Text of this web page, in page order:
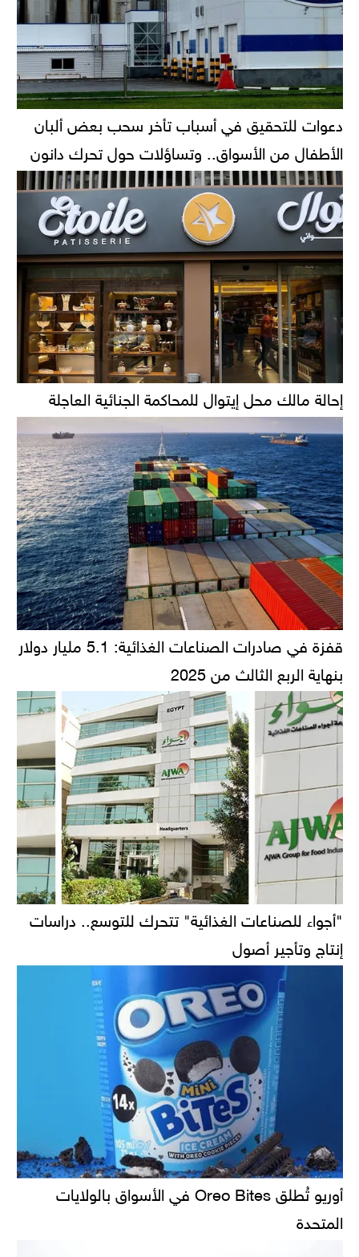
دعوات للتحقيق في أسباب تأخر سحب بعض ألبان
الأطفال من الأسواق.. وتساؤلات حول تحرك دانون
إحالة مالك محل إيتوال للمحاكمة الجنائية العاجلة
قفزة في صادرات الصناعات الغذائية: 5.1 مليار دولار
بنهاية الربع الثالث من 2025
"أجواء للصناعات الغذائية" تتحرك للتوسع.. دراسات
إنتاج وتأجير أصول
أوريو تُطلق Oreo Bites في الأسواق بالولايات
المتحدة